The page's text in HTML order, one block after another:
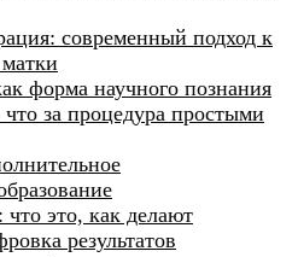
современный подход к
форма научного познания
за процедура простыми
это, как делают
результатов